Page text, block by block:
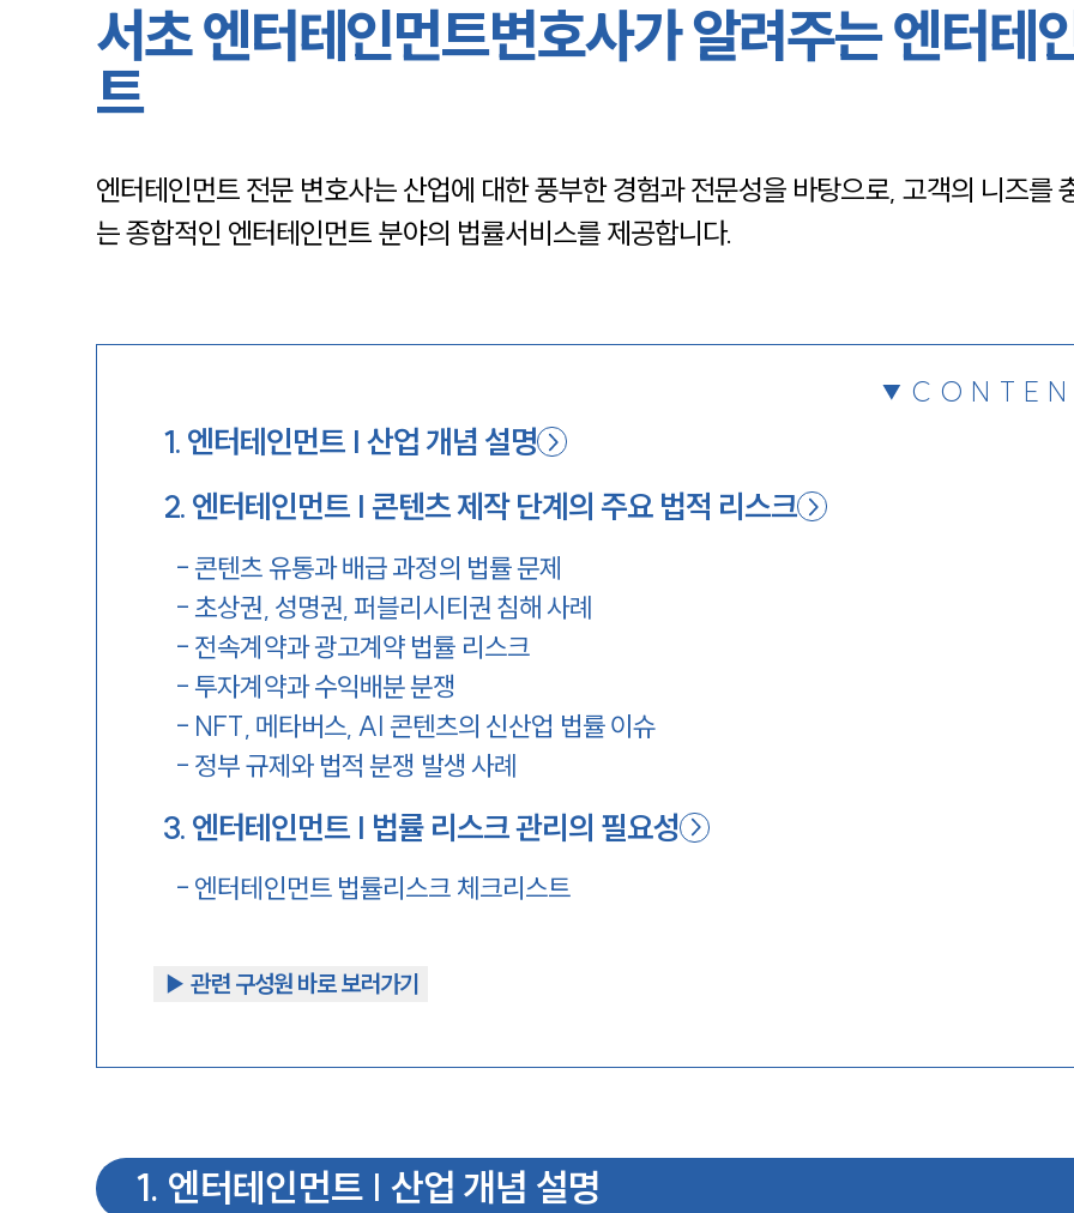
채용정보
서초 엔터테인먼트변호사가 알려주는 엔터테
트
엔터테인먼트 전문 변호사는 산업에 대한 풍부한 경험과 전문성을 바탕으로, 고객의 니즈를
는 종합적인 엔터테인먼트 분야의 법률서비스를 제공합니다.
1. 엔터테인먼트 | 산업 개념 설명
2. 엔터테인먼트 | 콘텐츠 제작 단계의 주요 법적 리스크
- 콘텐츠 유통과 배급 과정의 법률 문제
- 초상권, 성명권, 퍼블리시티권 침해 사례
- 전속계약과 광고계약 법률 리스크
- 투자계약과 수익배분 분쟁
- NFT, 메타버스, AI 콘텐츠의 신산업 법률 이슈
- 정부 규제와 법적 분쟁 발생 사례
3. 엔터테인먼트 | 법률 리스크 관리의 필요성
- 엔터테인먼트 법률리스크 체크리스트
▶︎ 관련 구성원 바로 보러가기
1. 엔터테인먼트 | 산업 개념 설명